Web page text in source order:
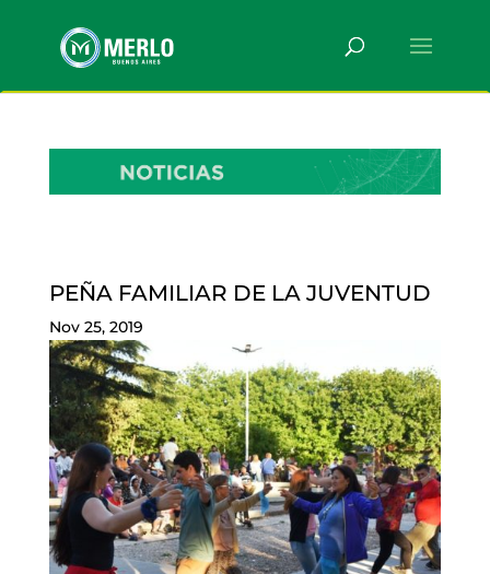
PEÑA FAMILIAR DE LA JUVENTUD
Nov 25, 2019